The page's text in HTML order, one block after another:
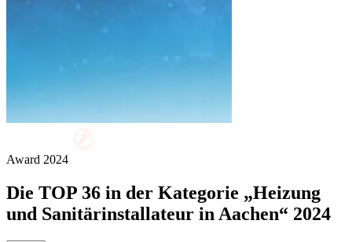
Award 2024
Die TOP 36 in der Kategorie „Heizung
und Sanitärinstallateur in Aachen“ 2024